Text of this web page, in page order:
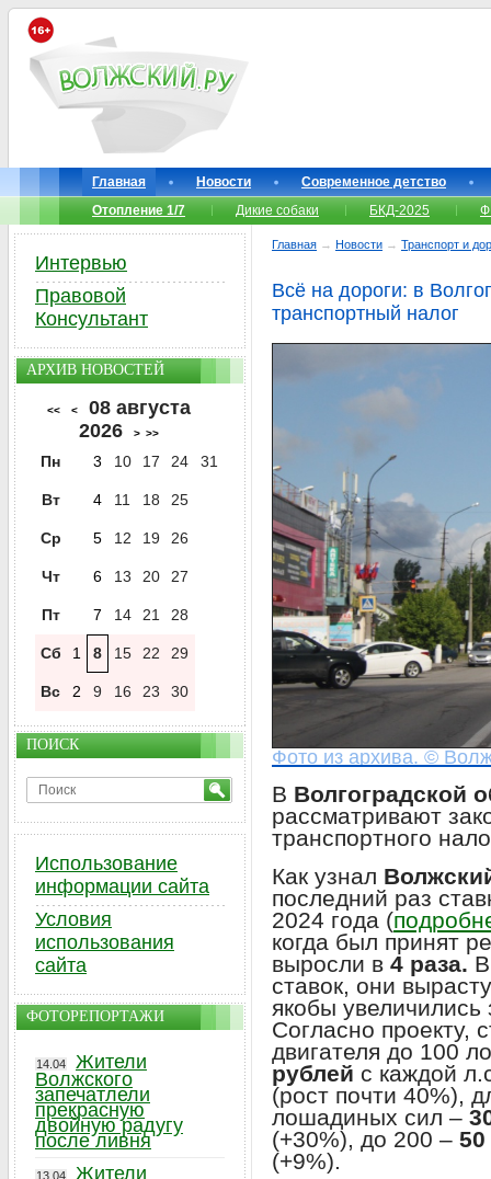
Главная Новости
Современное детство
Отопление 1/7
Дикие собаки БКД-2025
Главная → Новости → Транспорт и
Всё на дороги: в
транспортный налог
Фото из архива. ©
В Волгоградской
рассматривают
транспортного
Как узнал
последний раз
2024 года (
когда был принят
выросли в 4 раза.
ставок, они
якобы увеличились
Согласно проекту,
двигателя до 100
рублей с каждой
(рост почти 40%),
лошадиных сил –
(+30%), до 200 – 50
(+9%).
Интервью
Правовой
Консультант
АРХИВ НОВОСТЕЙ
<< <
08 августа
2026
> >>
Пн 3 10 17 24 31
Вт 4 11 18 25
Ср 5 12 19 26
Чт 6 13 20 27
Пт 7 14 21 28
Сб 1 8 15 22 29
Вс 2 9 16 23 30
ПОИСК
Использование
информации сайта
Условия
использования
сайта
ФОТОРЕПОРТАЖИ
14.04
Жители
Волжского
запечатлели
прекрасную
двойную радугу
после ливня
13.04
Жители